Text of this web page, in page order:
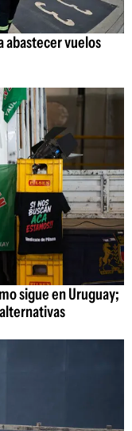
abastecer vuelos
sigue en Uruguay;